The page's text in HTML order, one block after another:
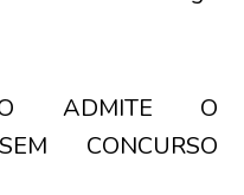
ADMITE O
CONCURSO